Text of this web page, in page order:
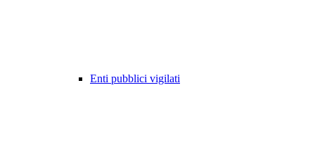
Enti pubblici vigilati